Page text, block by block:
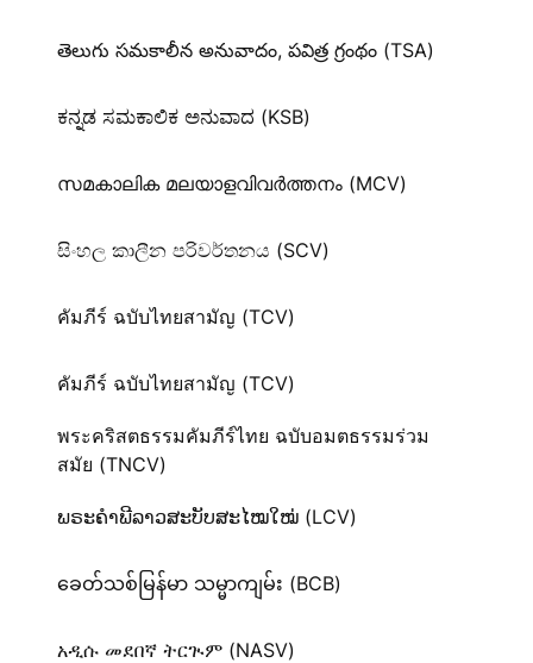
తెలుగు సమకాలీన అనువాదం, పవిత్ర గ్రంథం (TSA)
ಕನ್ನಡ ಸಮಕಾಲಿಕ ಅನುವಾದ (KSB)
സമകാലിക മലയാളവിവർത്തനം (MCV)
සිංහල කාලීන පරිවර්තනය (SCV)
คัมภีร์ ฉบับไทยสามัญ (TCV)
คัมภีร์ ฉบับไทยสามัญ (TCV)
พระคริสตธรรมคัมภีร์ไทย ฉบับอมตธรรมร่วม
สมัย (TNCV)
ພຣະຄຳພີລາວສະບັບສະໄໝໃໝ່ (LCV)
ခေတ်သစ်​မြန်မာ သမ္မာကျမ်း (BCB)
አዲሱ መደበኛ ትርጒም (NASV)